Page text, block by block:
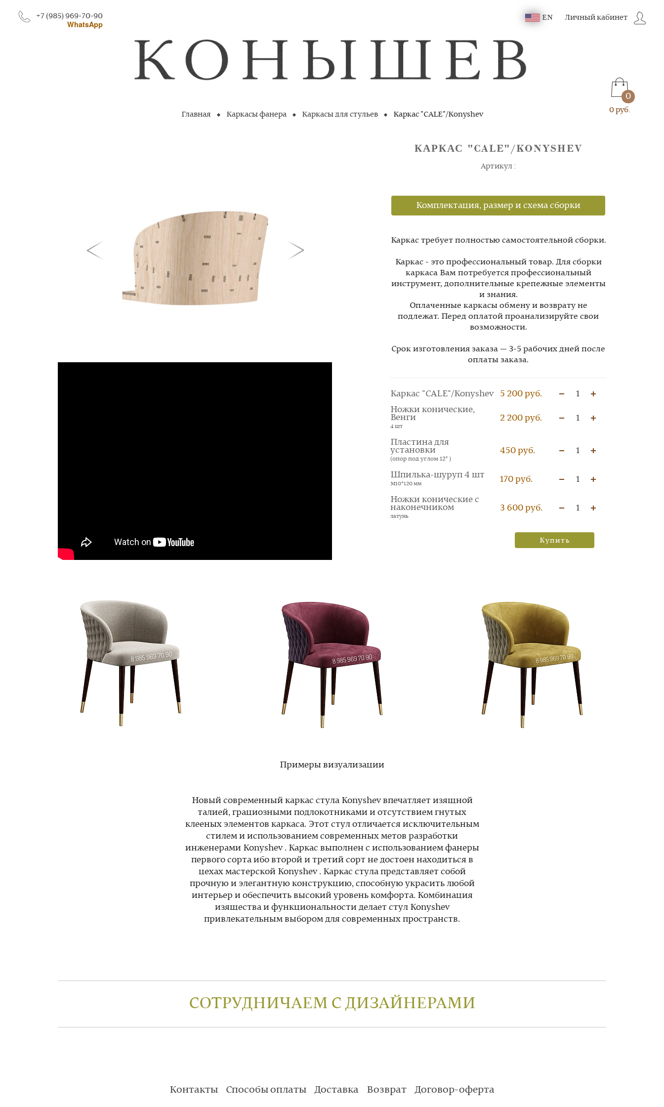
+7 (985) 969-70-90
WhatsApp
EN Личный кабинет
0
0 руб.
Главная Каркасы фанера Каркасы для стульев Каркас "CALE"/Konyshev
КАРКАС "CALE"/KONYSHEV
Артикул :
Комплектация, размер и схема сборки
Каркас требует полностью самостоятельной сборки.
Каркас - это профессиональный товар. Для сборки
каркаса Вам потребуется профессиональный
инструмент, дополнительные крепежные элементы
и знания.
Оплаченные каркасы обмену и возврату не
подлежат. Перед оплатой проанализируйте свои
возможности.
Срок изготовления заказа — 3-5 рабочих дней после
оплаты заказа.
Каркас "CALE"/Konyshev 5 200 руб.
1
Ножки конические,
Венги
4 шт
2 200 руб. 1
Пластина для
установки
(опор под углом 12° )
450 руб. 1
Шпилька-шуруп 4 шт
М10*120 мм 170 руб. 1
Ножки конические с
наконечником
латунь
3 600 руб. 1
Купить
Примеры визуализации
Новый современный каркас стула Konyshev впечатляет изящной
талией, грациозными подлокотниками и отсутствием гнутых
клееных элементов каркаса. Этот стул отличается исключительным
стилем и использованием современных метов разработки
инженерами Konyshev . Каркас выполнен с использованием фанеры
первого сорта ибо второй и третий сорт не достоен находиться в
цехах мастерской Konyshev . Каркас стула представляет собой
прочную и элегантную конструкцию, способную украсить любой
интерьер и обеспечить высокий уровень комфорта. Комбинация
изящества и функциональности делает стул Konyshev
привлекательным выбором для современных пространств.
СОТРУДНИЧАЕМ С ДИЗАЙНЕРАМИ
Контакты Способы оплаты Доставка Возврат Договор-оферта